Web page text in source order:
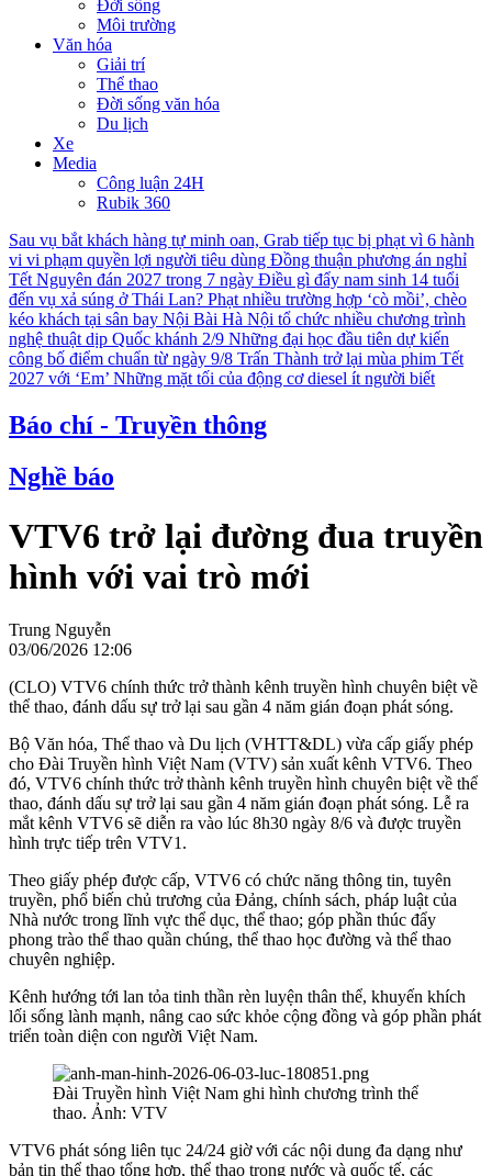
Đời sống
Môi trường
Văn hóa
Giải trí
Thể thao
Đời sống văn hóa
Du lịch
Xe
Media
Công luận 24H
Rubik 360
Sau vụ bắt khách hàng tự minh oan, Grab tiếp tục bị phạt vì 6 hành
vi vi phạm quyền lợi người tiêu dùng Đồng thuận phương án nghỉ
Tết Nguyên đán 2027 trong 7 ngày Điều gì đẩy nam sinh 14 tuổi
đến vụ xả súng ở Thái Lan? Phạt nhiều trường hợp ‘cò mồi’, chèo
kéo khách tại sân bay Nội Bài Hà Nội tổ chức nhiều chương trình
nghệ thuật dịp Quốc khánh 2/9 Những đại học đầu tiên dự kiến
công bố điểm chuẩn từ ngày 9/8 Trấn Thành trở lại mùa phim Tết
2027 với ‘Em’ Những mặt tối của động cơ diesel ít người biết
Báo chí - Truyền thông
Nghề báo
VTV6 trở lại đường đua truyền
hình với vai trò mới
Trung Nguyễn
03/06/2026 12:06
(CLO) VTV6 chính thức trở thành kênh truyền hình chuyên biệt về
thể thao, đánh dấu sự trở lại sau gần 4 năm gián đoạn phát sóng.
Bộ Văn hóa, Thể thao và Du lịch (VHTT&DL) vừa cấp giấy phép
cho Đài Truyền hình Việt Nam (VTV) sản xuất kênh VTV6. Theo
đó, VTV6 chính thức trở thành kênh truyền hình chuyên biệt về thể
thao, đánh dấu sự trở lại sau gần 4 năm gián đoạn phát sóng. Lễ ra
mắt kênh VTV6 sẽ diễn ra vào lúc 8h30 ngày 8/6 và được truyền
hình trực tiếp trên VTV1.
Theo giấy phép được cấp, VTV6 có chức năng thông tin, tuyên
truyền, phổ biến chủ trương của Đảng, chính sách, pháp luật của
Nhà nước trong lĩnh vực thể dục, thể thao; góp phần thúc đẩy
phong trào thể thao quần chúng, thể thao học đường và thể thao
chuyên nghiệp.
Kênh hướng tới lan tỏa tinh thần rèn luyện thân thể, khuyến khích
lối sống lành mạnh, nâng cao sức khỏe cộng đồng và góp phần phát
triển toàn diện con người Việt Nam.
Đài Truyền hình Việt Nam ghi hình chương trình thể
thao. Ảnh: VTV
VTV6 phát sóng liên tục 24/24 giờ với các nội dung đa dạng như
bản tin thể thao tổng hợp, thể thao trong nước và quốc tế, các